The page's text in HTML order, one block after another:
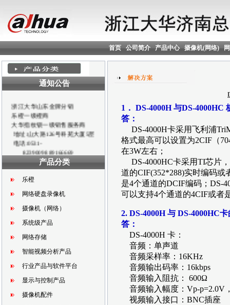
首页 公司简介 产品中心 摄像机(网络)
通知公告
乐橙一级橙商
大华指纹锁一级销售服务商
地址:山大路126号科苑大厦5层
电话:0531-
82390098 89166669
传真:0531-82390107
QQ :1026121919
寻各地市、县空白区域合作伙
伴！！！
产品分类
乐橙
网络硬盘录像机
摄像机（网络）
系统级产品
网络存储
智能视频分析产品
行业产品与软件平台
显示与控制产品
摄像机配件
1． DS-4000H 与DS-4000HC
答：
DS-4000H卡采用飞利浦
格式最高可以设置为2CIF（
在3W左右；
DS-4000HC卡采用TI芯片，
道的CIF(352*288)实时编码或
是4个通道的DCIF编码；DS-
可以支持4个通道的4CIF或者
2. DS-4000H 与 DS-4000HC
答：
DS-4000H 卡：
音频：单声道
音频采样率：16KHz
音频输出码率：16kbps
音频输入阻抗： 600Ω
音频输入幅度：Vp-
视频输入接口：BNC插